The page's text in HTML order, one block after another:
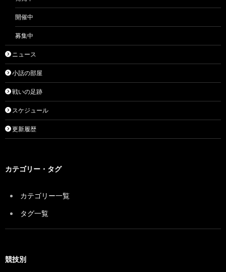
開催中
募集中
ニュース
小話の部屋
戦いの足跡
スケジュール
更新履歴
カテゴリー・タグ
カテゴリー一覧
タグ一覧
競技別